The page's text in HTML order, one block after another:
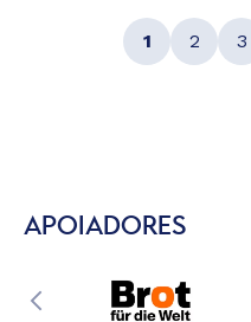
1 2 3
APOIADORES